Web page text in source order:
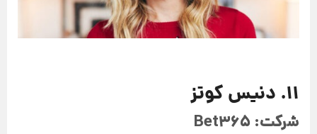
11. دنیس کوتز
شرکت: Bet365